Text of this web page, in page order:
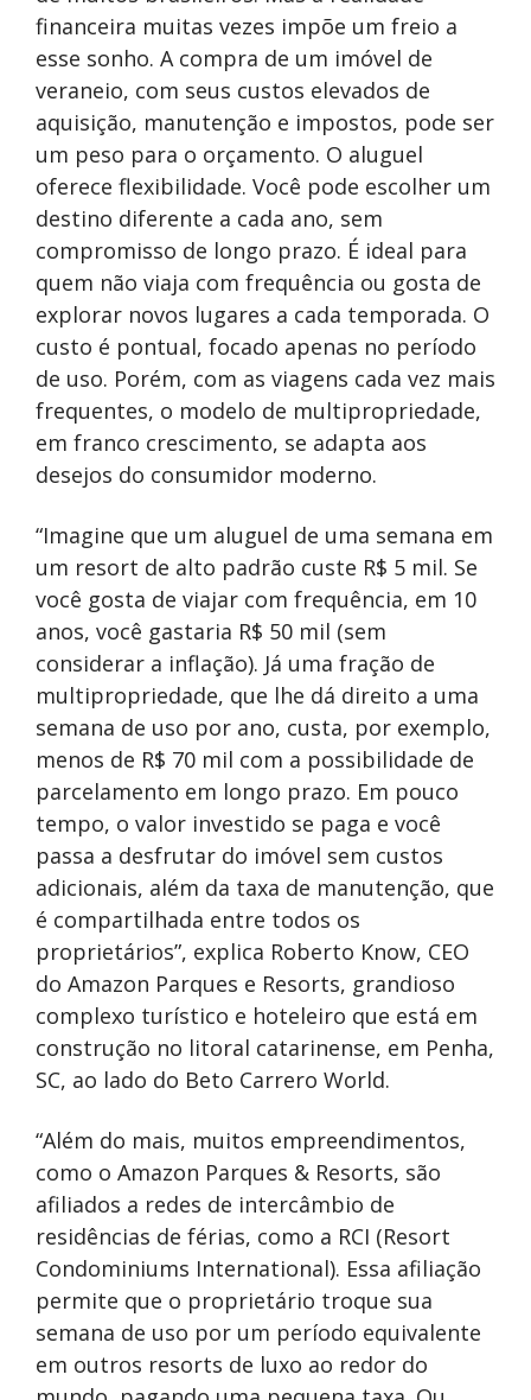
financeira muitas vezes impõe um freio a
esse sonho. A compra de um imóvel de
veraneio, com seus custos elevados de
aquisição, manutenção e impostos, pode ser
um peso para o orçamento. O aluguel
oferece flexibilidade. Você pode escolher um
destino diferente a cada ano, sem
compromisso de longo prazo. É ideal para
quem não viaja com frequência ou gosta de
explorar novos lugares a cada temporada. O
custo é pontual, focado apenas no período
de uso. Porém, com as viagens cada vez mais
frequentes, o modelo de multipropriedade,
em franco crescimento, se adapta aos
desejos do consumidor moderno.
“Imagine que um aluguel de uma semana em
um resort de alto padrão custe R$ 5 mil. Se
você gosta de viajar com frequência, em 10
anos, você gastaria R$ 50 mil (sem
considerar a inflação). Já uma fração de
multipropriedade, que lhe dá direito a uma
semana de uso por ano, custa, por exemplo,
menos de R$ 70 mil com a possibilidade de
parcelamento em longo prazo. Em pouco
tempo, o valor investido se paga e você
passa a desfrutar do imóvel sem custos
adicionais, além da taxa de manutenção, que
é compartilhada entre todos os
proprietários”, explica Roberto Know, CEO
do Amazon Parques e Resorts, grandioso
complexo turístico e hoteleiro que está em
construção no litoral catarinense, em Penha,
SC, ao lado do Beto Carrero World.
“Além do mais, muitos empreendimentos,
como o Amazon Parques & Resorts, são
afiliados a redes de intercâmbio de
residências de férias, como a RCI (Resort
Condominiums International). Essa afiliação
permite que o proprietário troque sua
semana de uso por um período equivalente
em outros resorts de luxo ao redor do